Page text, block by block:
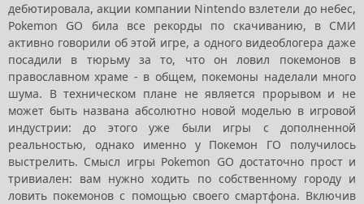
дебютировала, акции компании Nintendo взлетели до небес,
Pokemon GO била все рекорды по скачиванию, в СМИ
активно говорили об этой игре, а одного видеоблогера даже
посадили в тюрьму за то, что он ловил покемонов в
православном храме - в общем, покемоны наделали много
шума. В техническом плане не является прорывом и не
может быть названа абсолютно новой моделью в игровой
индустрии: до этого уже были игры с дополненной
реальностью, однако именно у Покемон ГО получилось
выстрелить. Смысл игры Pokemon GO достаточно прост и
тривиален: вам нужно ходить по собственному городу и
ловить покемонов с помощью своего смартфона. Включив